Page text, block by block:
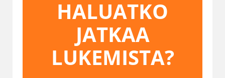
HALUATKO
JATKAA
LUKEMISTA?